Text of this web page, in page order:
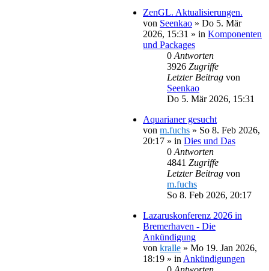
ZenGL. Aktualisierungen.
von Seenkao » Do 5. Mär
2026, 15:31 » in Komponenten
und Packages
0 Antworten
3926 Zugriffe
Letzter Beitrag von
Seenkao
Do 5. Mär 2026, 15:31
Aquarianer gesucht
von m.fuchs » So 8. Feb 2026,
20:17 » in Dies und Das
0 Antworten
4841 Zugriffe
Letzter Beitrag von
m.fuchs
So 8. Feb 2026, 20:17
Lazaruskonferenz 2026 in
Bremerhaven - Die
Ankündigung
von kralle » Mo 19. Jan 2026,
18:19 » in Ankündigungen